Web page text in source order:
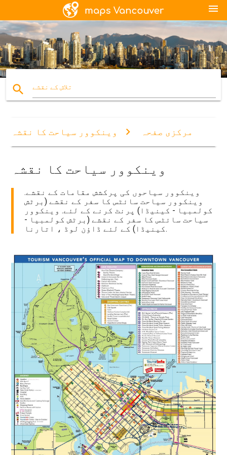
menu
search تلاش کے نقشے
مرکزی صفحہ وینکوور سیاحت کا نقشہ
وینکوور سیاحت کا نقشہ
وینکوور سیاحوں کی پرکشش مقامات کے نقشے.
وینکوور سیاحت سائٹس کا سفر کے نقشے (برٹش
کولمبیا - کینیڈا) پرنٹ کرنے کے لئے. وینکوور
سیاحت سائٹس کا سفر کے نقشے (برٹش کولمبیا -
کینیڈا) کے لئے ڈاؤن لوڈ ، اتارنا.